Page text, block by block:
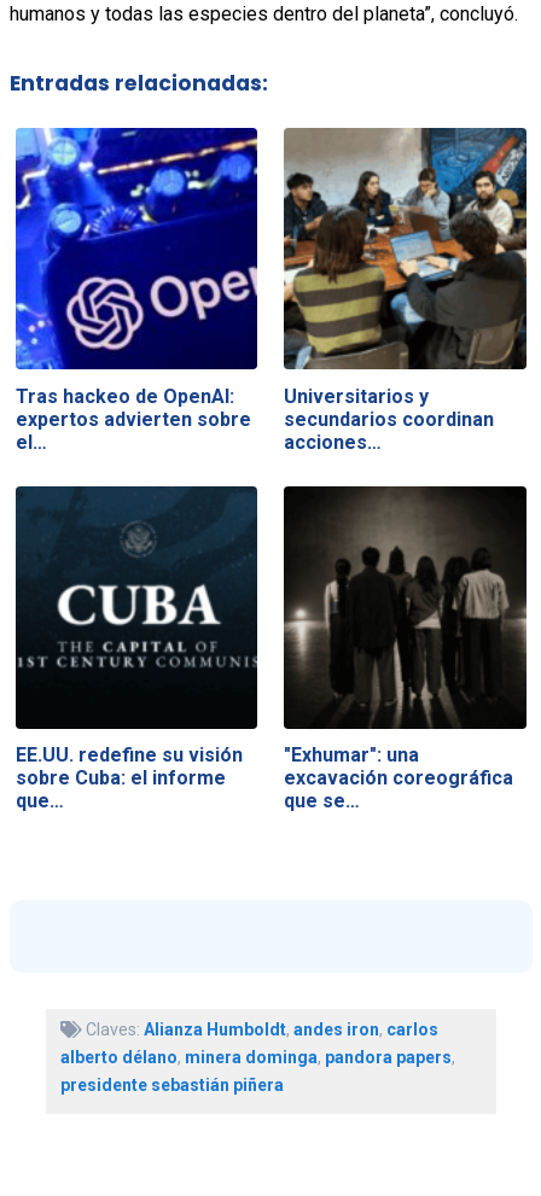
humanos y todas las especies dentro del planeta”, concluyó.
Entradas relacionadas:
Tras hackeo de OpenAI:
expertos advierten sobre
el…
Universitarios y
secundarios coordinan
acciones…
EE.UU. redefine su visión
sobre Cuba: el informe
que…
"Exhumar": una
excavación coreográfica
que se…
Claves: Alianza Humboldt, andes iron, carlos
alberto délano, minera dominga, pandora papers,
presidente sebastián piñera